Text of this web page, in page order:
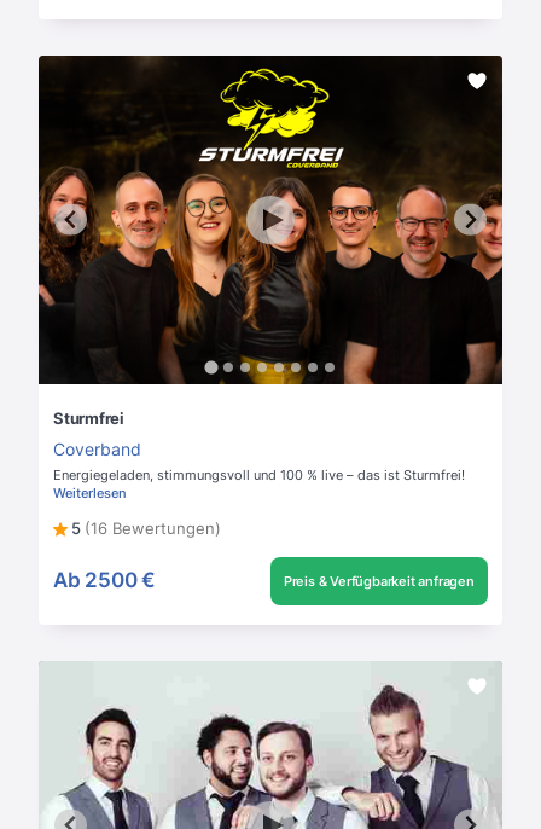
Sturmfrei
Coverband
Energiegeladen, stimmungsvoll und 100 % live – das ist Sturmfrei!
Weiterlesen
5 (16 Bewertungen)
Ab 2500 € Preis & Verfügbarkeit anfragen